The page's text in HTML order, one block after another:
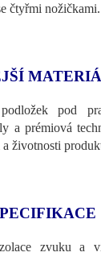
čtyřmi nožičkami.
pod
a prémiová
životnosti
zvuku a